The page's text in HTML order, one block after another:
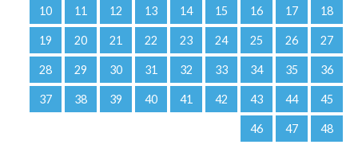
10 11 12 13 14 15 16 17 18
19 20 21 22 23 24 25 26 27
28 29 30 31 32 33 34 35 36
37 38 39 40 41 42 43 44 45
46 47 48